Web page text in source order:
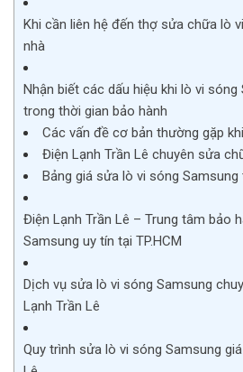
Khi cần liên hệ đến thợ sửa chữa lò
nhà
Nhận biết các dấu hiệu khi lò vi
trong thời gian bảo hành
Các vấn đề cơ bản thường gặp
Điện Lạnh Trần Lê chuyên sửa
Bảng giá sửa lò vi sóng
Điện Lạnh Trần Lê – Trung tâm bảo
Samsung uy tín tại TP.HCM
Dịch vụ sửa lò vi sóng Samsung
Lạnh Trần Lê
Quy trình sửa lò vi sóng Samsung